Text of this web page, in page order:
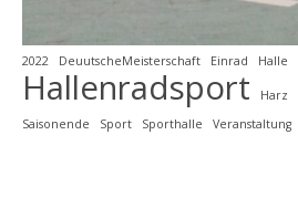
2022 DeuutscheMeisterschaft Einrad Halle
Hallenradsport Harz
Saisonende
Sport Sporthalle Veranstaltung